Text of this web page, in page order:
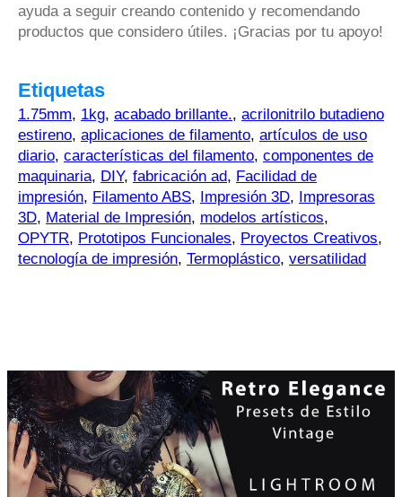
ayuda a seguir creando contenido y recomendando
productos que considero útiles. ¡Gracias por tu apoyo!
Etiquetas
1.75mm, 1kg, acabado brillante., acrilonitrilo butadieno
estireno, aplicaciones de filamento, artículos de uso
diario, características del filamento, componentes de
maquinaria, DIY, fabricación ad, Facilidad de
impresión, Filamento ABS, Impresión 3D, Impresoras
3D, Material de Impresión, modelos artísticos,
OPYTR, Prototipos Funcionales, Proyectos Creativos,
tecnología de impresión, Termoplástico, versatilidad